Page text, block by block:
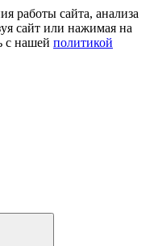
работы сайта, анализа
сайт или нажимая на
с нашей политикой